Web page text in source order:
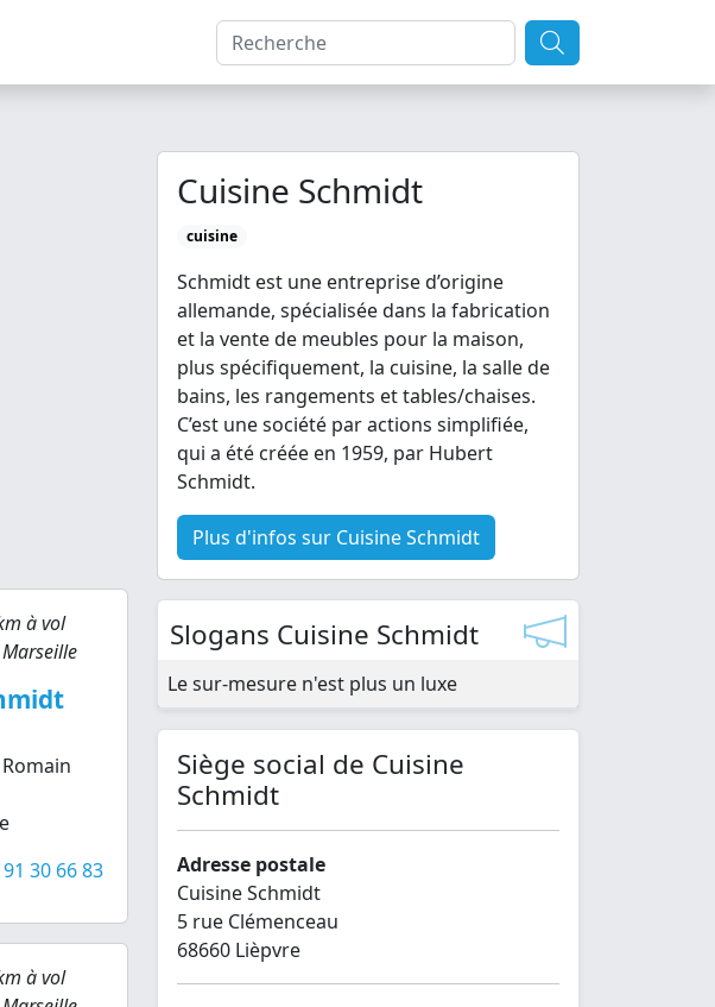
à vol
30 66 83
à vol
Cuisine Schmidt
cuisine
Schmidt est une entreprise d’origine
allemande, spécialisée dans la fabrication
et la vente de meubles pour la maison,
plus spécifiquement, la cuisine, la salle de
bains, les rangements et tables/chaises.
C’est une société par actions simplifiée,
qui a été créée en 1959, par Hubert
Schmidt.
Plus d'infos sur Cuisine Schmidt
Slogans Cuisine Schmidt
Le sur-mesure n'est plus un luxe
Siège social de Cuisine
Schmidt
Adresse postale
Cuisine Schmidt
5 rue Clémenceau
68660 Lièpvre